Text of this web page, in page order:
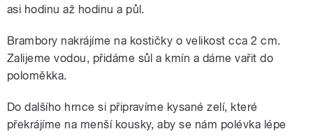
asi hodinu až hodinu a půl.
Brambory nakrájíme na kostičky o velikost cca 2 cm.
Zalijeme vodou, přidáme sůl a kmín a dáme vařit do
poloměkka.
Do dalšího hrnce si připravíme kysané zelí, které
překrájíme na menší kousky, aby se nám polévka lépe